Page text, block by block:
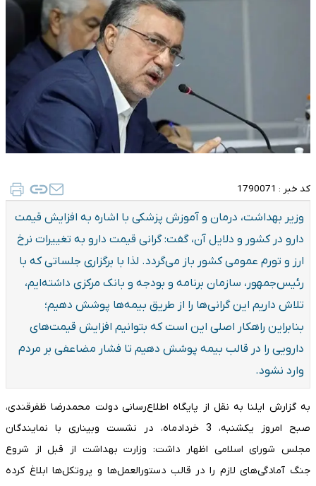
کد خبر : 1790071
وزیر بهداشت، درمان و آموزش پزشکی با اشاره به افزایش قیمت
دارو در کشور و دلایل آن، گفت: گرانی قیمت دارو به تغییرات نرخ
ارز و تورم عمومی کشور باز می‌گردد. لذا با برگزاری جلساتی که با
رئیس‌جمهور، سازمان برنامه و بودجه و بانک مرکزی داشته‌ایم،
تلاش داریم این گرانی‌ها را از طریق بیمه‌ها پوشش دهیم؛
بنابراین راهکار اصلی این است که بتوانیم افزایش قیمت‌های
دارویی را در قالب بیمه پوشش دهیم تا فشار مضاعفی بر مردم
وارد نشود.
به گزارش ایلنا به نقل از پایگاه اطلاع‌رسانی دولت محمدرضا ظفرقندی،
صبح امروز یکشنبه، 3 خردادماه، در نشست وبیناری با نمایندگان
مجلس شورای اسلامی اظهار داشت: وزارت بهداشت از قبل از شروع
جنگ آمادگی‌های لازم را در قالب دستورالعمل‌ها و پروتکل‌ها ابلاغ کرده